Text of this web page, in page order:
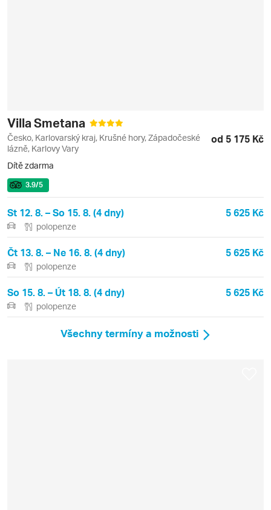
Villa Smetana
Česko, Karlovarský kraj, Krušné hory, Západočeské
lázně, Karlovy Vary
od 5 175 Kč
Dítě zdarma
3.9/5
St 12. 8. – So 15. 8. (4 dny) 5 625 Kč
polopenze
Čt 13. 8. – Ne 16. 8. (4 dny) 5 625 Kč
polopenze
So 15. 8. – Út 18. 8. (4 dny) 5 625 Kč
polopenze
Všechny termíny a možnosti